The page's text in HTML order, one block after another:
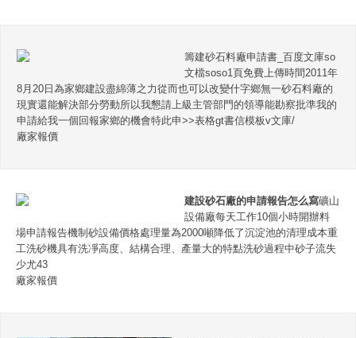
籌建砂石料廠申請書_百度文庫so
文檔soso1頁免費上傳時間2011年
8月20日為家鄉建設盡綿薄之力從而也可以改變什字鄉無一砂石料廠的
現實還能解決部分勞動所以我懇請上級主管部門的領導能勘察批準我的
申請給我一個回報家鄉的機會特此申>>表格gt書信模板v文庫/
廠家報價
建設砂石廠的申請報告怎么寫礦山
設備廠每天工作10個小時開辦料
場申請報告機制砂設備價格處理量為2000噸降低了沉淀池的清理成本重
工洗砂機具有洗凈高度、結構合理、產量大的特點洗砂過程中砂子流失
少尤43
廠家報價